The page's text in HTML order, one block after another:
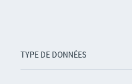
TYPE DE DONNÉES